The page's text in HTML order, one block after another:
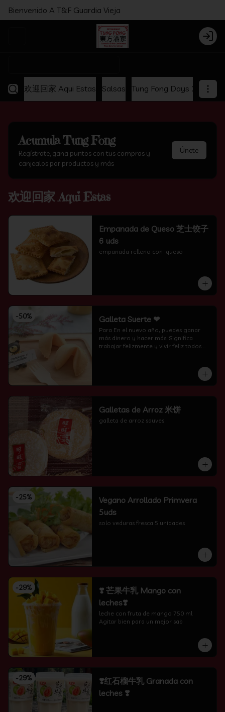
Bienvenido A T&F Guardia Vieja
Login
欢迎回家 Aqui Estas Salsas Tung Fong Days 2x1
AcumulaTung Fong
Regístrate, gana puntos con tus compras y
canjealos por productos y más
Únete
欢迎回家 Aqui Estas
Empanada de Queso 芝士饺子
6 uds
empanada relleno con  queso
-50% Galleta Suerte ❤
Para En el nuevo año, puedes ganar
más dinero y hacer más. Significa
trabajar felizmente y vivir feliz todos
Galletas de Arroz 米饼
galleta de arroz sauves
-25%
Vegano Arrollado Primvera
5uds
solo veduras fresca 5 unidades
-29%
❣️ 芒果牛乳 Mango con
leches❣️
leche con fruta de mango 750 ml
Agitar bien para un mejor sab
-29%
❣️红石榴牛乳 Granada con
leches ❣️